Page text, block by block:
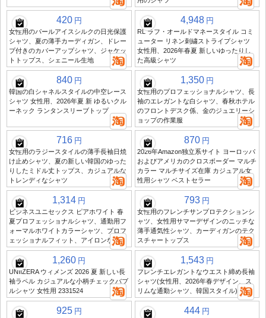
420 円
女性用のパールアイスシルクの日光保護
シャツ、夏の薄手カーディガン、ドレー
プ付きのカバーアップシャツ、ジャケッ
トトップス、シェニール生地
4,948 円
RL ラフ・オールドマネースタイル コミ
ューター リネン刺繍ストライプシャツ
女性用、2026年春夏 新しいゆったりし
た高級シャツ
840 円
韓国の白シャネルスタイルの中空レース
シャツ 女性用、2026年夏 新 ゆるいクル
ーネック ランタンスリーブトップ
1,350 円
女性用のプロフェッショナルシャツ、長
袖のエレガントな白シャツ、春秋ホテル
のフロントデスク係、金のジュエリーシ
ョップの作業服
716 円
女性用のラジースタイルの薄手長袖日焼
け止めシャツ、夏の新しい韓国のゆった
りしたミドル丈トップス、カジュアルな
トレンディなシャツ
870 円
2026年Amazon独立系サイト ヨーロッパ
およびアメリカのクロスボーダー マルチ
カラー マルチサイズ在庫 カジュアル女
性用シャツ ベストセラー
1,314 円
ビジネスユニセックス ピアホワイト 春
夏プロフェッショナルシャツ、通勤用フ
ォーマルホワイトカラーシャツ、プロフ
ェッショナルフィット、アイロンなし
793 円
女性用のフレンチサンプロテクションシ
ャツ、女性用サマーデザインのニッチな
薄手通気性シャツ、カーディガンのテク
スチャートップス
1,260 円
UNIIZERA ウィメンズ 2026 夏 新しい長
袖ラペル カジュアルな小柄チェックバブ
ルシャツ 女性用 2331524
1,543 円
フレンチエレガントなウエスト締め長袖
シャツ(女性用、2026年春デザイン、ス
リムな通勤シャツ、韓国スタイル)
925 円 444 円